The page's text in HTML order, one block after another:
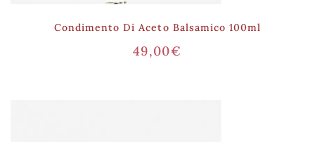
Condimento Di Aceto Balsamico 100ml
49,00€